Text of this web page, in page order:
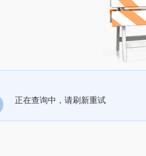
正在查询中，请刷新重试